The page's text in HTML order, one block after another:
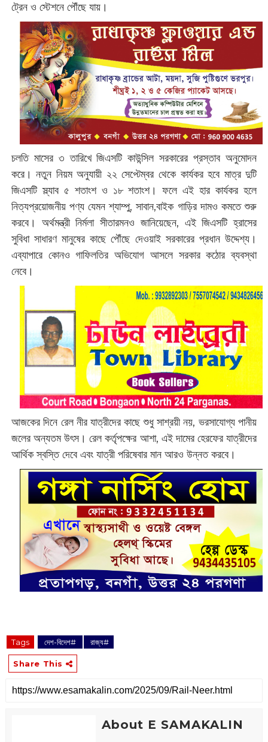
ট্রেন ও স্টেশনে পৌঁছে যায়।
চলতি মাসের ৩ তারিখে জিএসটি কাউন্সিল সরকারের প্রস্তাব অনুমোদন
করে। নতুন নিয়ম অনুযায়ী ২২ সেপ্টেম্বর থেকে কার্যকর হবে মাত্র দুটি
জিএসটি স্ল্যাব ৫ শতাংশ ও ১৮ শতাংশ। ফলে এই হার কার্যকর হলে
নিত্যপ্রয়োজনীয় পণ্য যেমন শ্যাম্পু, সাবান,বাইক গাড়ির দামও কমতে শুরু
করবে। অর্থমন্ত্রী নির্মলা সীতারমনও জানিয়েছেন, এই জিএসটি হ্রাসের
সুবিধা সাধারণ মানুষের কাছে পৌঁছে দেওয়াই সরকারের প্রধান উদ্দেশ্য।
এব্যাপারে কোনও গাফিলতির অভিযোগ আসলে সরকার কঠোর ব্যবস্থা
নেবে।
আজকের দিনে রেল নীর যাত্রীদের কাছে শুধু সাশ্রয়ী নয়, ভরসাযোগ্য পানীয়
জলের অন্যতম উৎস। রেল কর্তৃপক্ষের আশা, এই দামের হেরফের যাত্রীদের
আর্থিক স্বস্তি দেবে এবং যাত্রী পরিষেবার মান আরও উন্নত করবে।‌
Tags ‌ দেশ-বিদেশ# ‌ রাজ্য#
Share This
About E SAMAKALIN